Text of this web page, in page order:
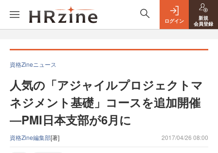
ログイン
新規
会員登録
資格Zineニュース
人気の「アジャイルプロジェクトマ
ネジメント基礎」コースを追加開催
―PMI日本支部が6月に
資格Zine編集部[著] 2017/04/26 08:00